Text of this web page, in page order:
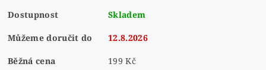
Dostupnost Skladem
Můžeme doručit do 12.8.2026
Běžná cena 199 Kč